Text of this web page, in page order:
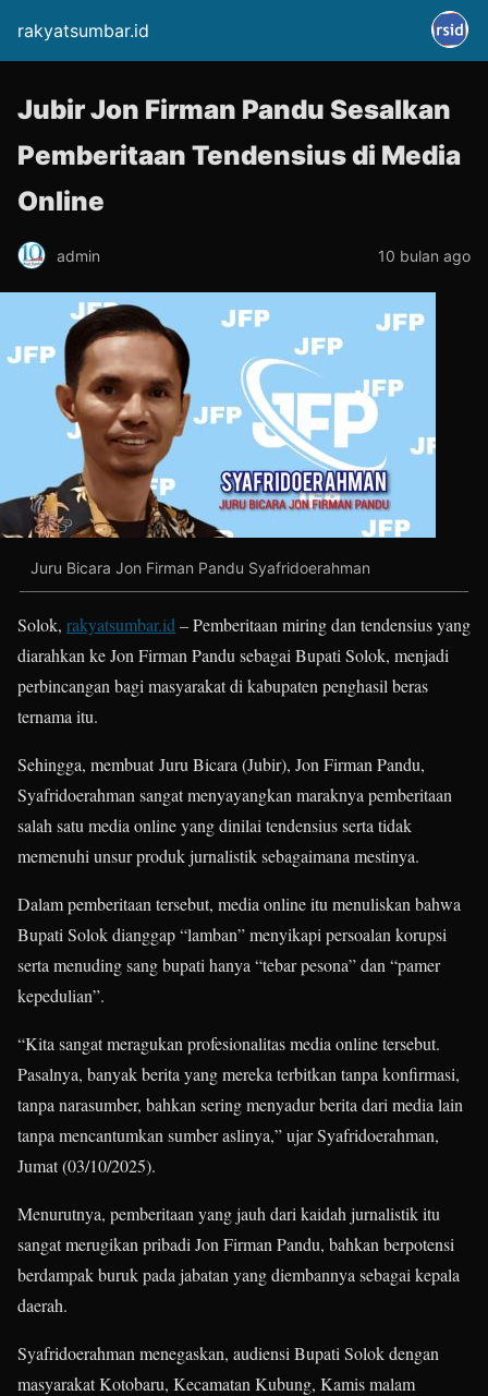
rakyatsumbar.id
Jubir Jon Firman Pandu Sesalkan
Pemberitaan Tendensius di Media
Online
admin 10 bulan ago
Juru Bicara Jon Firman Pandu Syafridoerahman
Solok, rakyatsumbar.id – Pemberitaan miring dan tendensius yang
diarahkan ke Jon Firman Pandu sebagai Bupati Solok, menjadi
perbincangan bagi masyarakat di kabupaten penghasil beras
ternama itu.
Sehingga, membuat Juru Bicara (Jubir), Jon Firman Pandu,
Syafridoerahman sangat menyayangkan maraknya pemberitaan
salah satu media online yang dinilai tendensius serta tidak
memenuhi unsur produk jurnalistik sebagaimana mestinya.
Dalam pemberitaan tersebut, media online itu menuliskan bahwa
Bupati Solok dianggap “lamban” menyikapi persoalan korupsi
serta menuding sang bupati hanya “tebar pesona” dan “pamer
kepedulian”.
“Kita sangat meragukan profesionalitas media online tersebut.
Pasalnya, banyak berita yang mereka terbitkan tanpa konfirmasi,
tanpa narasumber, bahkan sering menyadur berita dari media lain
tanpa mencantumkan sumber aslinya,” ujar Syafridoerahman,
Jumat (03/10/2025).
Menurutnya, pemberitaan yang jauh dari kaidah jurnalistik itu
sangat merugikan pribadi Jon Firman Pandu, bahkan berpotensi
berdampak buruk pada jabatan yang diembannya sebagai kepala
daerah.
Syafridoerahman menegaskan, audiensi Bupati Solok dengan
masyarakat Kotobaru, Kecamatan Kubung, Kamis malam